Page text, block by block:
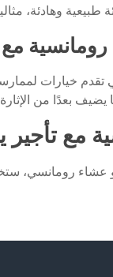
رومانسية
تقدم خيارات
مع
عشاء رومانسي،